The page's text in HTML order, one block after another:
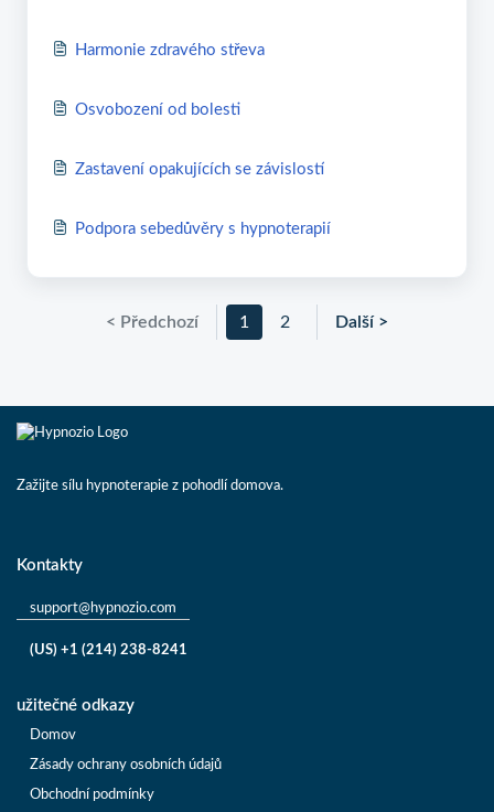
Harmonie zdravého střeva
Osvobození od bolesti
Zastavení opakujících se závislostí
Podpora sebedůvěry s hypnoterapií
< Předchozí 1 2 Další >
Zažijte sílu hypnoterapie z pohodlí domova.
Kontakty
support@hypnozio.com
(US) +1 (214) 238-8241
užitečné odkazy
Domov
Zásady ochrany osobních údajů
Obchodní podmínky